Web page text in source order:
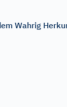
Wahrig